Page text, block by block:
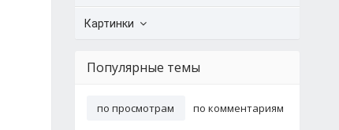
Картинки
Популярные темы
по просмотрам по комментариям